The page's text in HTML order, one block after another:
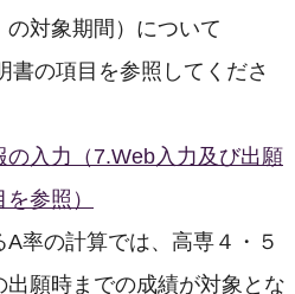
対象期間）について
書の項目を参照してくださ
入力（7.Web入力及び出願
参照）
率の計算では、高専４・５
願時までの成績が対象とな